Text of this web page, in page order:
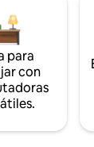
para
con